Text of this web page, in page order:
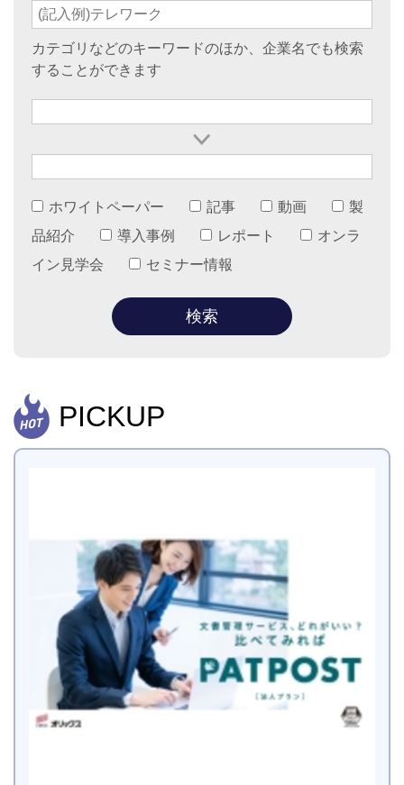
カテゴリなどのキーワードのほか、企業名でも検索
することができます
ホワイトペーパー 記事 動画
製
品紹介
導入事例 レポート
オンラ
イン見学会
セミナー情報
PICKUP